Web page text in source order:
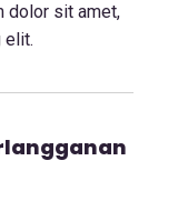
dolor sit amet,
elit.